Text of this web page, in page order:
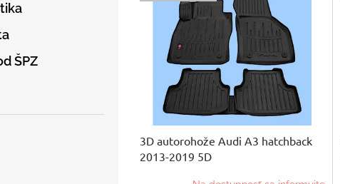
ŠPZ
3D autorohože Audi A3 hatchback
2013-2019 5D